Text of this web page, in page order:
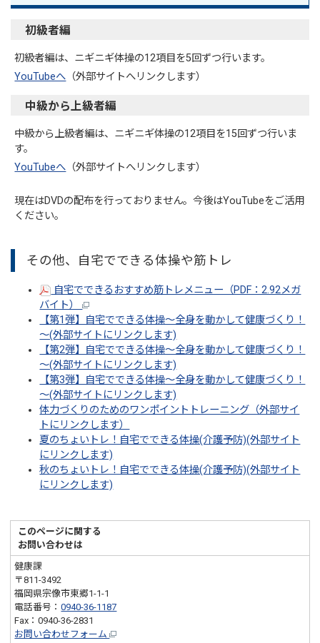
初級者編
初級者編は、ニギニギ体操の12項目を5回ずつ行います。
YouTubeへ （外部サイトへリンクします）
中級から上級者編
中級から上級者編は、ニギニギ体操の12項目を15回ずつ行いま
す。
YouTubeへ （外部サイトへリンクします）
現在はDVDの配布を行っておりません。今後はYouTubeをご活用
ください。
その他、自宅でできる体操や筋トレ
自宅でできるおすすめ筋トレメニュー（PDF：2.92メガ
バイト）
【第1弾】自宅でできる体操～全身を動かして健康づくり！
～(外部サイトにリンクします)
【第2弾】自宅でできる体操～全身を動かして健康づくり！
～(外部サイトにリンクします)
【第3弾】自宅でできる体操～全身を動かして健康づくり！
～(外部サイトにリンクします)
体力づくりのためのワンポイントトレーニング（外部サイ
トにリンクします）
夏のちょいトレ！自宅でできる体操(介護予防)(外部サイト
にリンクします)
秋のちょいトレ！自宅でできる体操(介護予防)(外部サイト
にリンクします)
このページに関する
お問い合わせは
健康課
〒811-3492
福岡県宗像市東郷1-1-1
電話番号：0940-36-1187
Fax：0940-36-2831
お問い合わせフォーム